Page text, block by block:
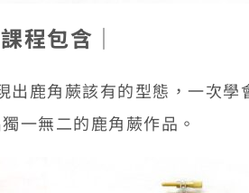
課程包含 │
鹿角蕨該有的型態，一次
一無二的鹿角蕨作品。